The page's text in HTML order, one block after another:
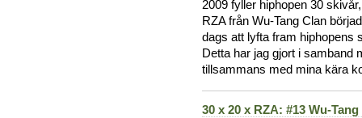
2009 fyller hiphopen 30
RZA från Wu-Tang Clan
dags att lyfta fram hiphopens
Detta har jag gjort i samband
tillsammans med mina kära
30 x 20 x RZA: #13 Wu-Tang